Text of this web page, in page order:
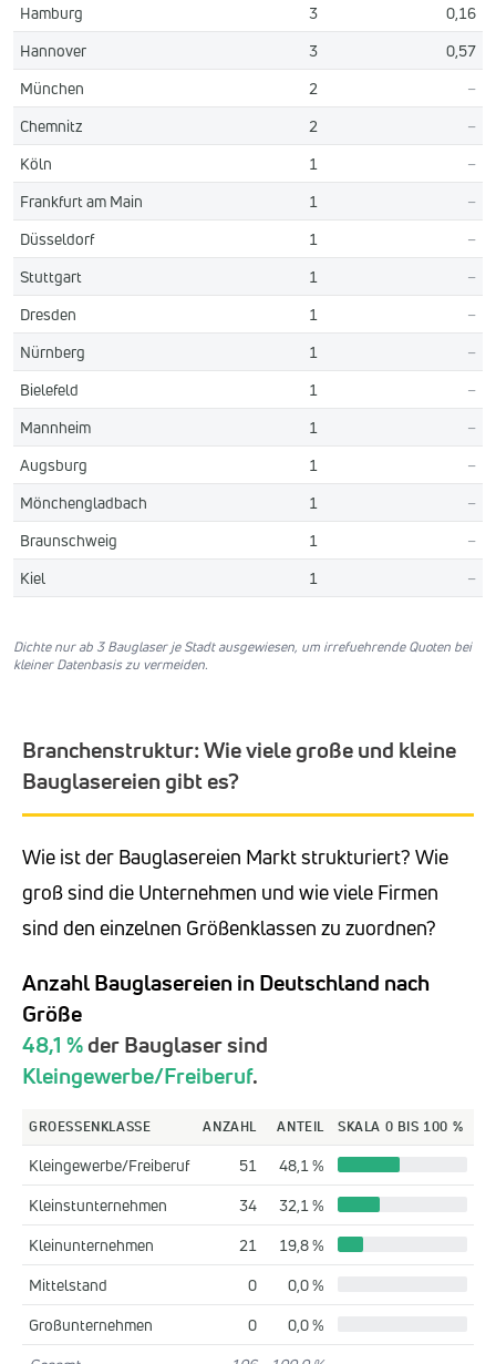
Hamburg
3
0,16
Hannover
3
0,57
München
2
–
Chemnitz
2
–
Köln
1
–
Frankfurt am Main
1
–
Düsseldorf
1
–
Stuttgart
1
–
Dresden
1
–
Nürnberg
1
–
Bielefeld
1
–
Mannheim
1
–
Augsburg
1
–
Mönchengladbach
1
–
Braunschweig
1
–
Kiel
1 –
Dichte nur ab 3 Bauglaser je Stadt ausgewiesen, um irrefuehrende Quoten bei
kleiner Datenbasis zu vermeiden.
Branchenstruktur: Wie viele große und kleine
Bauglasereien gibt es?
Wie ist der Bauglasereien Markt strukturiert? Wie
groß sind die Unternehmen und wie viele Firmen
sind den einzelnen Größenklassen zu zuordnen?
Anzahl Bauglasereien in Deutschland nach
Größe
48,1 %der Bauglaser sind
Kleingewerbe/Freiberuf.
GROESSENKLASSE ANZAHL ANTEIL SKALA 0 BIS 100 %
Kleingewerbe/Freiberuf 51
48,1 %
Kleinstunternehmen
34
32,1 %
Kleinunternehmen
21
19,8 %
Mittelstand
0
0,0 %
Großunternehmen
0
0,0 %